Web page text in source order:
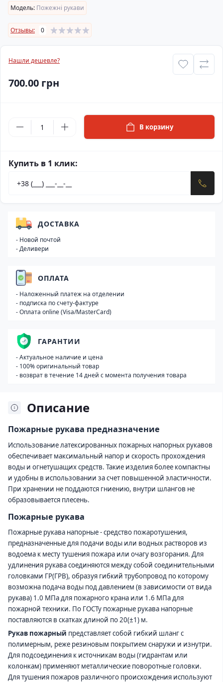
Модель: Пожежні рукави
Отзывы: 0
Нашли дешевле?
700.00 грн
В корзину
Купить в 1 клик:
Описание
Пожарные рукава предназначение
Использование латексированных пожарных напорных рукавов
обеспечивает максимальный напор и скорость прохождения
воды и огнетушащих средств. Такие изделия более компактны
и удобны в использовании за счет повышенной эластичности.
При хранении не поддаются гниению, внутри шлангов не
образовывается плесень.
Пожарные рукава
Пожарные рукава напорные - средство пожаротушения,
предназначенные для подачи воды или водных растворов из
водоема к месту тушения пожара или очагу возгорания. Для
удлинения рукава соединяются между собой соединительными
головками ГР(ГРВ), образуя гибкий трубопровод по которому
возможна подача воды под давлением (в зависимости от вида
рукава) 1.0 МПа для пожарного крана или 1.6 МПа для
пожарной техники. По ГОСТу пожарные рукава напорные
поставляются в скатках длиной по 20(±1) м.
Рукав пожарный представляет собой гибкий шланг с
полимерным, реже резиновым покрытием снаружи и изнутри.
Для подсоединения к источникам воды (гидрантам или
колонкам) применяют металлические поворотные головки.
Для тушения пожаров различного происхождения используют
ДОСТАВКА
- Новой почтой
- Деливери
ОПЛАТА
- Наложенный платеж на отделении
- подписка по счету-фактуре
- Оплата online (Visa/MasterCard)
ГАРАНТИИ
- Актуальное наличие и цена
- 100% оригинальный товар
- возврат в течение 14 дней с момента получения товара